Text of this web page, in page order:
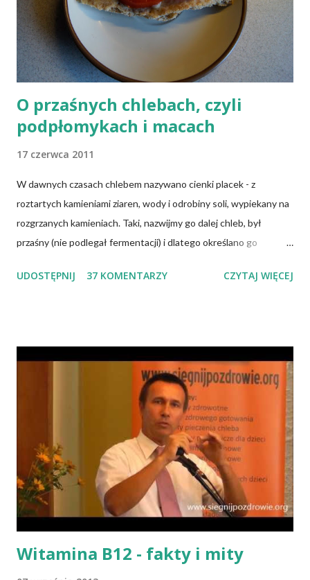
O przaśnych chlebach, czyli
podpłomykach i macach
17 czerwca 2011
W dawnych czasach chlebem nazywano cienki placek - z
roztartych kamieniami ziaren, wody i odrobiny soli, wypiekany na
rozgrzanych kamieniach. Taki, nazwijmy go dalej chleb, był
przaśny (nie podlegał fermentacji) i dlatego określano go
podpłomykami. Hindusi mówią o nim czapatti, Żydzi maca, a
ani zakwasu. Świeże, przaśne pieczywo jest zdrowe, w
przeciwieństwie do świeżego pieczywa na drożdżach czy
zakwasie. Przaśne podpłomyki nie obciążają żołądka kwasem i
fermentacją. Dziś, wzorem naszych prapradziadów możemy także
spożywać przaśny, niekwaszony chleb. Najprostszy przepis na
podpłomyki to: wziąć mąkę, wodę i trochę soli. Z tych składników
zagnieść ciasto, dodając mąkę w takiej ilości, aby ciasto nie kleiło
się do palców. Z kolei r...
UDOSTĘPNIJ 37 KOMENTARZY CZYTAJ WIĘCEJ
Witamina B12 - fakty i mity